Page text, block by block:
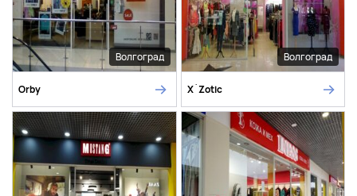
Волгоград
Orby
Волгоград
X`Zotic